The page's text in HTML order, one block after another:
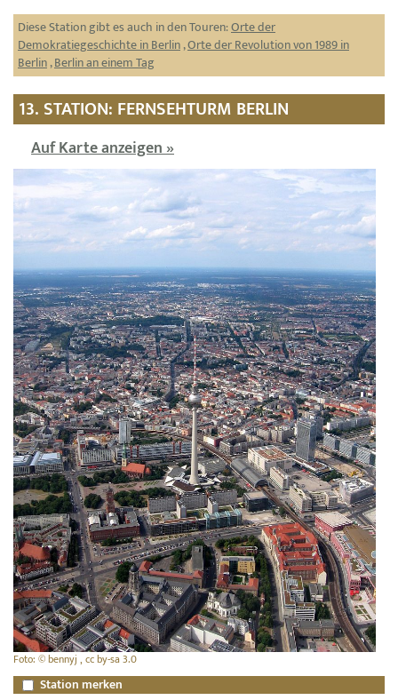
Diese Station gibt es auch in den Touren:Orte der
Demokratiegeschichte in Berlin,Orte der Revolution von 1989 in
Berlin,Berlin an einem Tag
13. STATION: FERNSEHTURM BERLIN
Auf Karte anzeigen »
Foto: © bennyj , cc by-sa 3.0
Station merken